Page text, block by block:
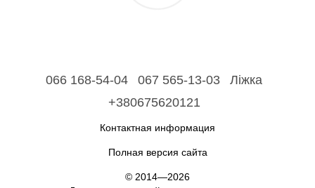
066 168-54-04 067 565-13-03
Ліжка
+380675620121
Контактная информация
Полная версия сайта
© 2014—2026